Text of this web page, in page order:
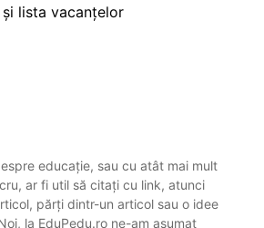
lista vacanțelor
educație, sau cu atât mai mult
ar fi util să citați cu link, atunci
părți dintr-un articol sau o idee
la EduPedu.ro ne-am asumat